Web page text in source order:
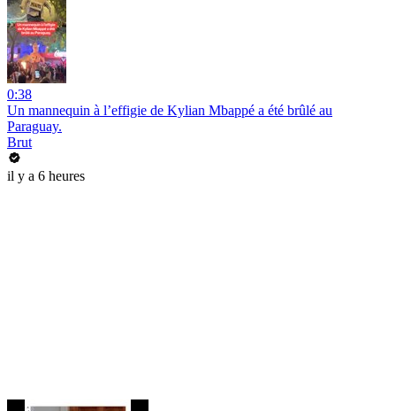
0:38
Un mannequin à l’effigie de Kylian Mbappé a été brûlé au
Paraguay.
Brut
il y a 6 heures